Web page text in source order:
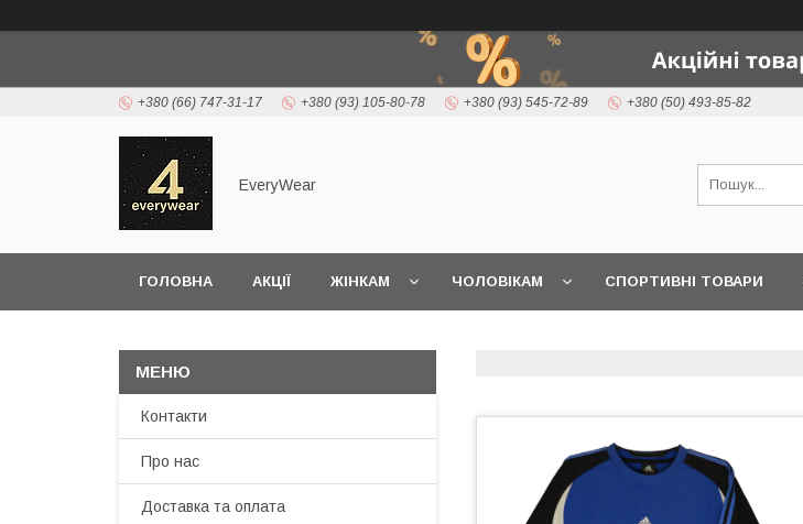
+380 (66) 747-31-17 +380 (93) 105-80-78 +380 (93) 545-72-89 +380 (50) 493-85-82
EveryWear
ГОЛОВНА АКЦІЇ ЖІНКАМ ЧОЛОВІКАМ СПОРТИВНІ ТОВАРИ
Контакти
Про нас
Доставка та оплата